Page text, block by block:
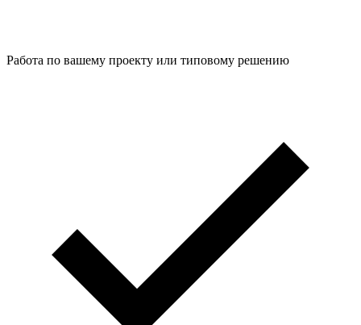
Работа по вашему проекту или типовому решению